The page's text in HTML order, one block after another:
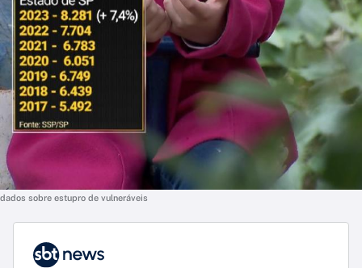
dados sobre estupro de vulneráveis